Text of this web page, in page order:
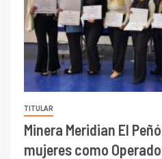
TITULAR
Minera Meridian El
mujeres como